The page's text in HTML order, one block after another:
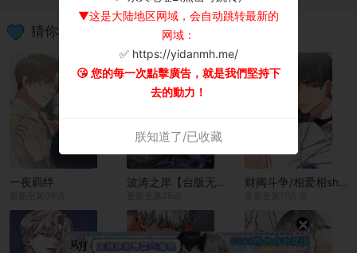
猜你喜欢
一夜羁绊
▼这是大陆地区网域，会自动跳转最新的
网域：
✅ https://yidanmh.me/
😘 您的每一次點擊廣告，就是我們堅持下
去的動力！
朕知道了/已收藏
×